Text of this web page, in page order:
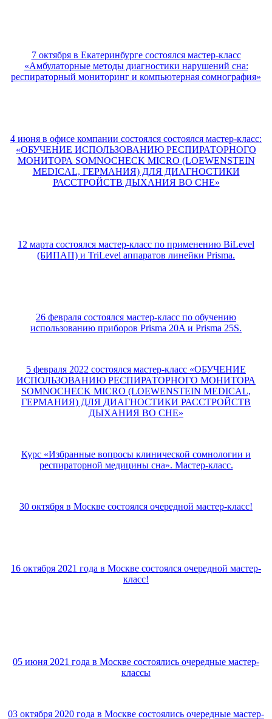
7 октября в Екатеринбурге состоялся мастер-класс
«Амбулаторные методы диагностики нарушений сна:
респираторный мониторинг и компьютерная сомнография»
4 июня в офисе компании состоялся состоялся мастер-класс:
«ОБУЧЕНИЕ ИСПОЛЬЗОВАНИЮ РЕСПИРАТОРНОГО
МОНИТОРА SOMNOCHECK MICRO (LOEWENSTEIN
MEDICAL, ГЕРМАНИЯ) ДЛЯ ДИАГНОСТИКИ
РАССТРОЙСТВ ДЫХАНИЯ ВО СНЕ»
12 марта состоялся мастер-класс по применению BiLevel
(БИПАП) и TriLevel аппаратов линейки Prisma.
26 февраля состоялся мастер-класс по обучению
использованию приборов Prisma 20A и Prisma 25S.
5 февраля 2022 состоялся мастер-класс «ОБУЧЕНИЕ
ИСПОЛЬЗОВАНИЮ РЕСПИРАТОРНОГО МОНИТОРА
SOMNOCHECK MICRO (LOEWENSTEIN MEDICAL,
ГЕРМАНИЯ) ДЛЯ ДИАГНОСТИКИ РАССТРОЙСТВ
ДЫХАНИЯ ВО СНЕ»
Курс «Избранные вопросы клинической сомнологии и
респираторной медицины сна». Мастер-класс.
30 октября в Москве состоялся очередной мастер-класс!
16 октября 2021 года в Москве состоялся очередной мастер-
класс!
05 июня 2021 года в Москве состоялись очередные мастер-
классы
03 октября 2020 года в Москве состоялись очередные мастер-